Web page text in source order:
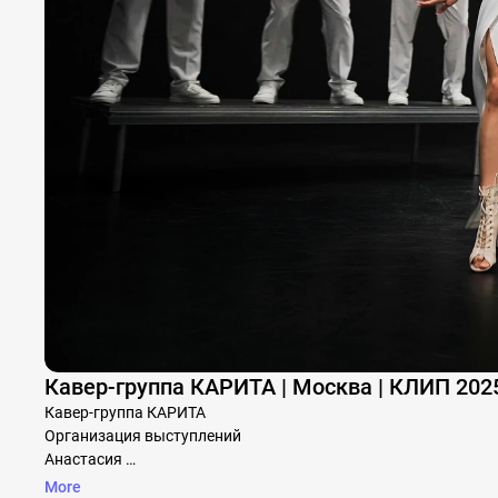
Кавер-группа КАРИТА | Москва | КЛИП
Кавер-группа КАРИТА
Организация выступлений
Анастасия
More